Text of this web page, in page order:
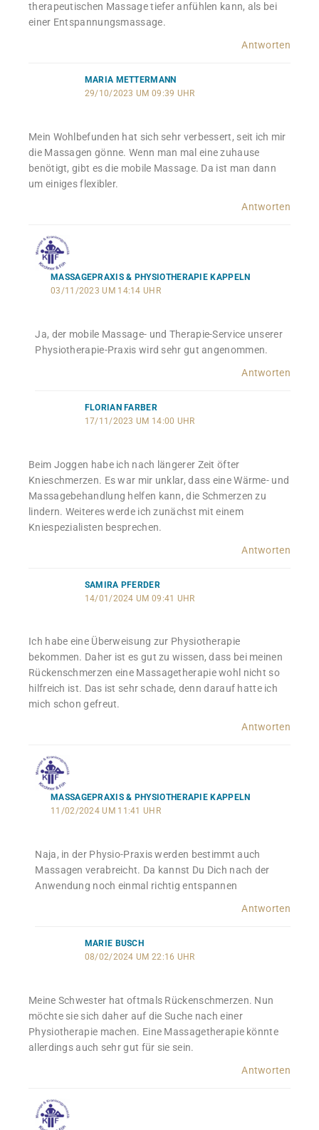
therapeutischen Massage tiefer anfühlen kann, als bei
einer Entspannungsmassage.
Antworten
MARIA METTERMANN
29/10/2023 UM 09:39 UHR
Mein Wohlbefunden hat sich sehr verbessert, seit ich mir
die Massagen gönne. Wenn man mal eine zuhause
benötigt, gibt es die mobile Massage. Da ist man dann
um einiges flexibler.
Antworten
MASSAGEPRAXIS & PHYSIOTHERAPIE KAPPELN
03/11/2023 UM 14:14 UHR
Ja, der mobile Massage- und Therapie-Service unserer
Physiotherapie-Praxis wird sehr gut angenommen.
Antworten
FLORIAN FARBER
17/11/2023 UM 14:00 UHR
Beim Joggen habe ich nach längerer Zeit öfter
Knieschmerzen. Es war mir unklar, dass eine Wärme- und
Massagebehandlung helfen kann, die Schmerzen zu
lindern. Weiteres werde ich zunächst mit einem
Kniespezialisten besprechen.
Antworten
SAMIRA PFERDER
14/01/2024 UM 09:41 UHR
Ich habe eine Überweisung zur Physiotherapie
bekommen. Daher ist es gut zu wissen, dass bei meinen
Rückenschmerzen eine Massagetherapie wohl nicht so
hilfreich ist. Das ist sehr schade, denn darauf hatte ich
mich schon gefreut.
Antworten
MASSAGEPRAXIS & PHYSIOTHERAPIE KAPPELN
11/02/2024 UM 11:41 UHR
Naja, in der Physio-Praxis werden bestimmt auch
Massagen verabreicht. Da kannst Du Dich nach der
Anwendung noch einmal richtig entspannen
Antworten
MARIE BUSCH
08/02/2024 UM 22:16 UHR
Meine Schwester hat oftmals Rückenschmerzen. Nun
möchte sie sich daher auf die Suche nach einer
Physiotherapie machen. Eine Massagetherapie könnte
allerdings auch sehr gut für sie sein.
Antworten